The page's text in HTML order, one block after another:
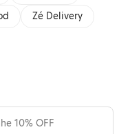
Zé Delivery
10% OFF